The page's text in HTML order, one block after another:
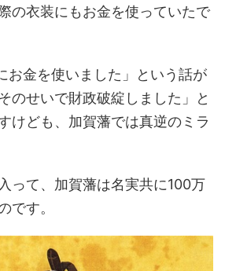
の衣装にもお金を使っていたで
金を使いました」という話が
のせいで財政破綻しました」と
けども、加賀藩では真逆のミラ
って、加賀藩は名実共に100万
です。